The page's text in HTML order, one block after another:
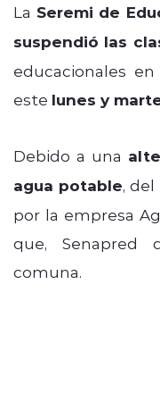
La Seremi de
suspendió las
educacionales
este lunes y
Debido a una
agua potable,
por la empresa
que, Senapred
comuna.